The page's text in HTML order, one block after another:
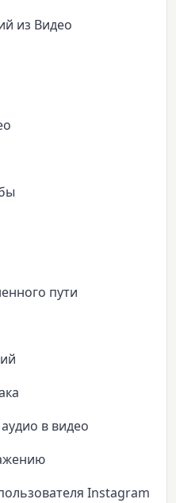
из Видео
пути
в видео
Instagram